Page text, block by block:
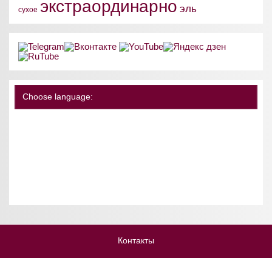
сухое экстраординарно эль
Choose language:
Контакты